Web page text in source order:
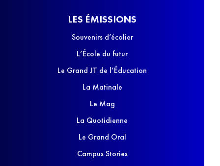
LES ÉMISSIONS
Souvenirs d’écolier
L’École du futur
Le Grand JT de l’Éducation
La Matinale
Le Mag
La Quotidienne
Le Grand Oral
Campus Stories